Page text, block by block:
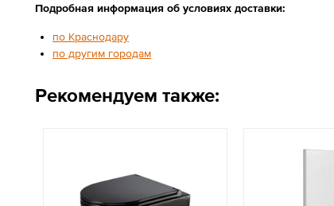
Подробная информация об условиях доставки:
по Краснодару
по другим городам
Рекомендуем также: